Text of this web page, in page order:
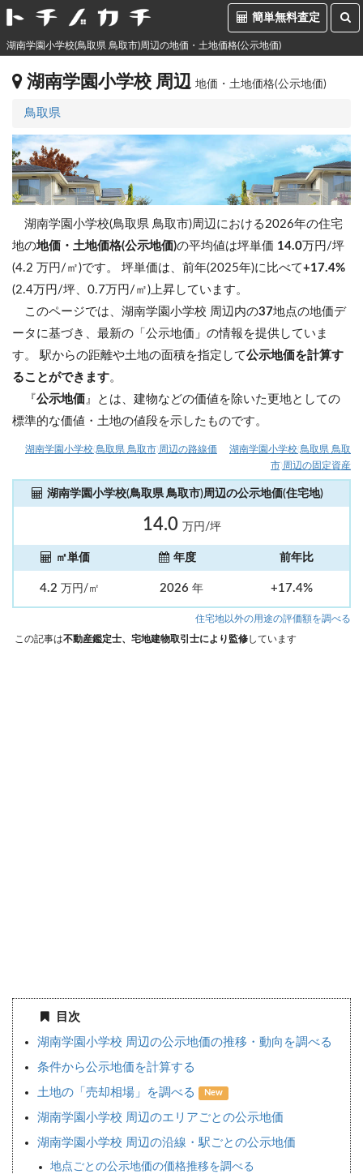
簡単無料査定
湖南学園小学校(鳥取県 鳥取市)周辺の地価・土地価格(公示地価)
湖南学園小学校 周辺 地価・土地価格(公示地価)
鳥取県
湖南学園小学校(鳥取県 鳥取市)周辺における2026年の住宅
地の地価・土地価格(公示地価)の平均値は坪単価 14.0万円/坪
(4.2 万円/㎡)です。 坪単価は、前年(2025年)に比べて+17.4%
(2.4万円/坪、0.7万円/㎡)上昇しています。
このページでは、湖南学園小学校 周辺内の37地点の地価デ
ータに基づき、最新の「公示地価」の情報を提供していま
す。 駅からの距離や土地の面積を指定して公示地価を計算す
ることができます。
『公示地価 』とは、建物などの価値を除いた更地としての
標準的な価値・土地の値段を示したものです。
湖南学園小学校(鳥取県 鳥取市)周辺の路線価
湖南学園小学校(鳥取県 鳥取
市)周辺の固定資産
湖南学園小学校(鳥取県 鳥取市)周辺の公示地価(住宅地)
14.0 万円/坪
㎡単価 年度 前年比
4.2 万円/㎡ 2026 年 +17.4%
住宅地以外の用途の評価額を調べる
この記事は不動産鑑定士、宅地建物取引士により監修しています
目次
湖南学園小学校 周辺の公示地価の推移・動向を調べる
条件から公示地価を計算する
土地の「売却相場」を調べる New
湖南学園小学校 周辺のエリアごとの公示地価
湖南学園小学校 周辺の沿線・駅ごとの公示地価
地点ごとの公示地価の価格推移を調べる